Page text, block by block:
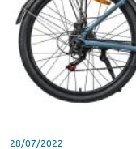
28/07/2022